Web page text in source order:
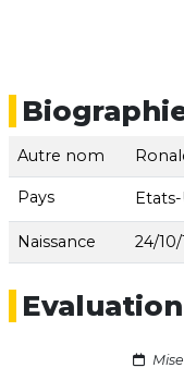
Autre nom
Pays
Naissance 24/
Evaluation